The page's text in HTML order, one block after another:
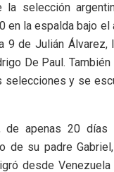
selección
en la espalda bajo
9 de Julián Álvarez,
De Paul.
selecciones y se
de apenas 20
de su padre
desde